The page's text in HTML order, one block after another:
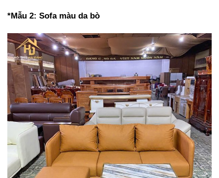
*Mẫu 2: Sofa màu da bò